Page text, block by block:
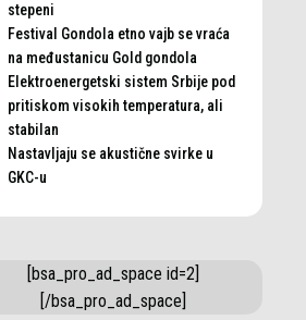
stepeni
Festival Gondola etno vajb se vraća
na međustanicu Gold gondola
Elektroenergetski sistem Srbije pod
pritiskom visokih temperatura, ali
stabilan
Nastavljaju se akustične svirke u
GKC-u
[bsa_pro_ad_space id=2]
[/bsa_pro_ad_space]